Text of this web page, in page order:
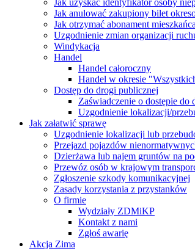
Jak anulować zakupiony bilet
Jak otrzymać abonament mieszkańca
Uzgodnienie zmian organizacji
Windykacja
Handel
Handel całoroczny
Handel w okresie
Dostęp do drogi publicznej
Zaświadczenie o dostępie do
Uzgodnienie lokalizacji/
Jak załatwić sprawę
Uzgodnienie lokalizacji lub
Przejazd pojazdów
Dzierżawa lub najem gruntów na
Przewóz osób w krajowym
Zgłoszenie szkody komunikacyjnej
Zasady korzystania z przystanków
O firmie
Wydziały ZDMiKP
Kontakt z nami
Zgłoś awarię
Akcja Zima